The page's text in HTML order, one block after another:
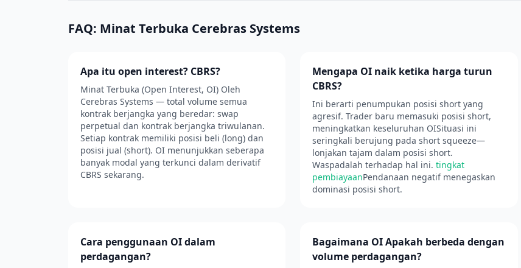
FAQ: Minat Terbuka Cerebras Systems
Apa itu open interest? CBRS?
Minat Terbuka (Open Interest, OI) Oleh
Cerebras Systems — total volume semua
kontrak berjangka yang beredar: swap
perpetual dan kontrak berjangka triwulanan.
Setiap kontrak memiliki posisi beli (long) dan
posisi jual (short). OI menunjukkan seberapa
banyak modal yang terkunci dalam derivatif
CBRS sekarang.
Mengapa OI naik ketika harga turun
CBRS?
Ini berarti penumpukan posisi short yang
agresif. Trader baru memasuki posisi short,
meningkatkan keseluruhan OISituasi ini
seringkali berujung pada short squeeze—
lonjakan tajam dalam posisi short.
Waspadalah terhadap hal ini.tingkat
pembiayaanPendanaan negatif menegaskan
dominasi posisi short.
Cara penggunaan OI dalam
perdagangan?
Bagaimana OI Apakah berbeda dengan
volume perdagangan?